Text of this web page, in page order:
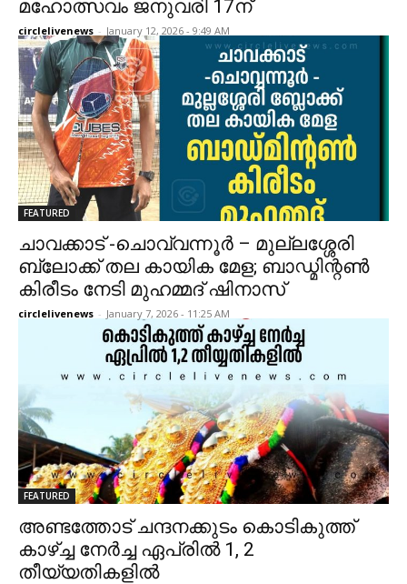
മഹോത്സവം ജനുവരി 17ന്
circlelivenews - January 12, 2026 - 9:49 AM
FEATURED
ചാവക്കാട് -ചൊവ്വന്നൂർ – മുല്ലശ്ശേരി
ബ്ലോക്ക്‌ തല കായിക മേള; ബാഡ്മിന്റൺ
കിരീടം നേടി മുഹമ്മദ്‌ ഷിനാസ്
circlelivenews - January 7, 2026 - 11:25 AM
FEATURED
അണ്ടത്തോട് ചന്ദനക്കുടം കൊടികുത്ത്
കാഴ്ച്ച നേർച്ച ഏപ്രിൽ 1, 2
തീയ്യതികളിൽ